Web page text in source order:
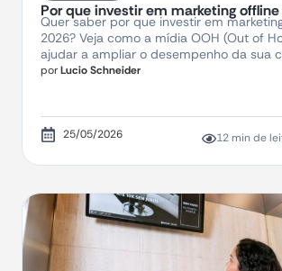
Por que investir em marketing
Quer saber por que investir em
2026? Veja como a mídia OOH (Out of
ajudar a ampliar o desempenho da sua
porLucio Schneider
25/05/2026 12 min de